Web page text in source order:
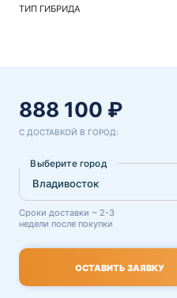
ТИП ГИБРИДА
888 100 ₽
С ДОСТАВКОЙ В ГОРОД:
Выберите город
Сроки доставки ~ 2-3
недели после покупки
ОСТАВИТЬ ЗАЯВКУ